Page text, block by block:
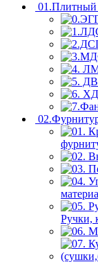
01.Плитный
Ручки,